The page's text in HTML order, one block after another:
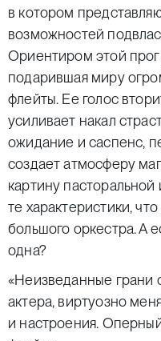
в котором
возможностей
Ориентиром этой
подарившая миру
флейты. Ее голос
усиливает накал
ожидание и саспенс,
создает атмосферу
картину
те характеристики,
большого оркестра. А
одна?
«Неизведанные грани
актера, виртуозно
и настроения.